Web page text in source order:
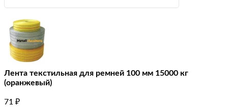
Лента текстильная для ремней 100 мм 15000 кг
(оранжевый)
71 ₽